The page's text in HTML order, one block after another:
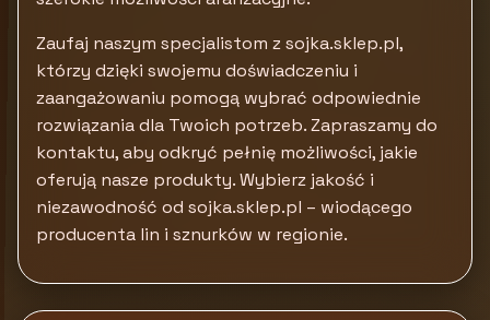
Zaufaj naszym specjalistom z sojka.sklep.pl,
którzy dzięki swojemu doświadczeniu i
zaangażowaniu pomogą wybrać odpowiednie
rozwiązania dla Twoich potrzeb. Zapraszamy do
kontaktu, aby odkryć pełnię możliwości, jakie
oferują nasze produkty. Wybierz jakość i
niezawodność od sojka.sklep.pl – wiodącego
producenta lin i sznurków w regionie.